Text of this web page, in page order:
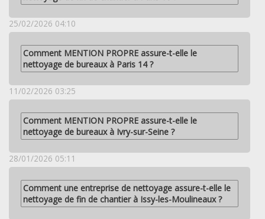
25/02/2026 04:10
Comment MENTION PROPRE assure-t-elle le
nettoyage de bureaux à Paris 14 ?
11/02/2026 03:25
Comment MENTION PROPRE assure-t-elle le
nettoyage de bureaux à Ivry-sur-Seine ?
28/01/2026 05:11
Comment une entreprise de nettoyage assure-t-elle le
nettoyage de fin de chantier à Issy-les-Moulineaux ?